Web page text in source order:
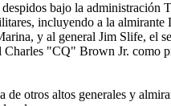
bajo la administración
incluyendo a la
y al general Jim Slife, el
Charles "CQ" Brown Jr. como
de otros altos generales y